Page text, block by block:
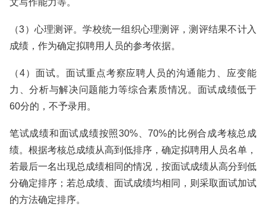
文写作能力等。
（3）心理测评。学校统一组织心理测评，测评结果不计入
成绩，作为确定拟聘用人员的参考依据。
（4）面试。面试重点考察应聘人员的沟通能力、应变能
力、分析与解决问题能力等综合素质情况。面试成绩低于
60分的，不予录用。
笔试成绩和面试成绩按照30%、70%的比例合成考核总成
绩。根据考核总成绩从高到低排序，确定拟聘用人员名单，
若最后一名出现总成绩相同的情况，按面试成绩从高分到低
分确定排序；若总成绩、面试成绩均相同，则采取面试加试
的方法确定排序。